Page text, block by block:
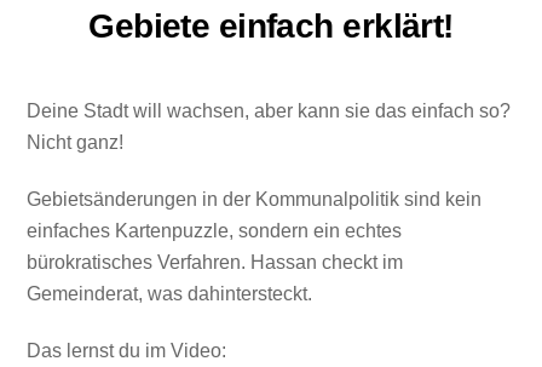
Gebiete einfach erklärt!
Deine Stadt will wachsen, aber kann sie das einfach so?
Nicht ganz!
Gebietsänderungen in der Kommunalpolitik sind kein
einfaches Kartenpuzzle, sondern ein echtes
bürokratisches Verfahren. Hassan checkt im
Gemeinderat, was dahintersteckt.
Das lernst du im Video: